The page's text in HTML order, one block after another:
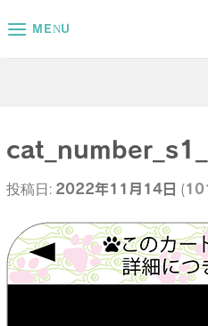
MENU
投稿日: 2022年11月14日 (